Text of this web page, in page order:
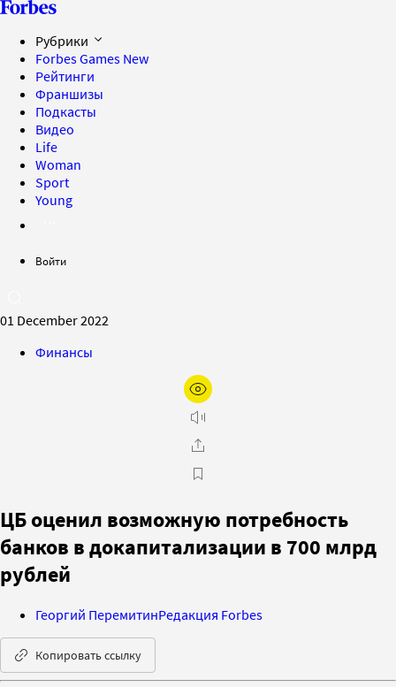
Рубрики
Forbes Games New
Рейтинги
Франшизы
Подкасты
Видео
Life
Woman
Sport
Young
Войти
01 December 2022
Финансы
ЦБ оценил возможную потребность
банков в докапитализации в 700 млрд
рублей
Георгий ПеремитинРедакция Forbes
Копировать ссылку